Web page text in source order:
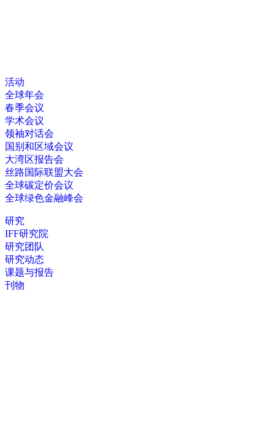
活动
全球年会
春季会议
学术会议
领袖对话会
国别和区域会议
大湾区报告会
丝路国际联盟大会
全球碳定价会议
全球绿色金融峰会
研究
IFF研究院
研究团队
研究动态
课题与报告
刊物